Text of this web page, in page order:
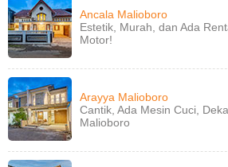
Ancala Malioboro
Estetik, Murah, dan Ada
Motor!
Arayya Malioboro
Cantik, Ada Mesin Cuci,
Malioboro